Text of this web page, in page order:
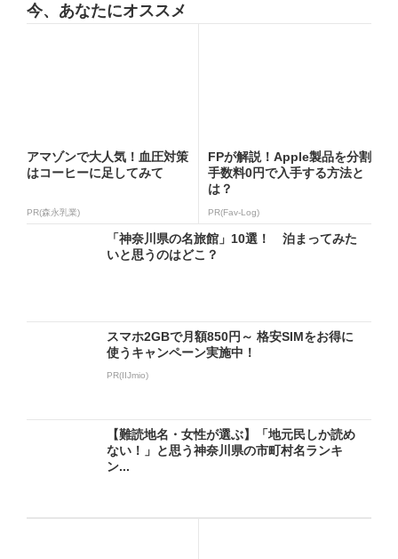
今、あなたにオススメ
アマゾンで大人気！血圧対策
はコーヒーに足してみて
PR(森永乳業)
FPが解説！Apple製品を分割
手数料0円で入手する方法と
は？
PR(Fav-Log)
「神奈川県の名旅館」10選！ 泊まってみた
いと思うのはどこ？
スマホ2GBで月額850円～ 格安SIMをお得に
使うキャンペーン実施中！
PR(IIJmio)
【難読地名・女性が選ぶ】「地元民しか読め
ない！」と思う神奈川県の市町村名ランキ
ン...